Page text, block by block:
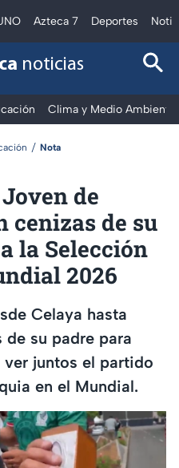
Azteca 7 Deportes
noticias
Clima y Medio Ambiente
Nota
de
cenizas de su
la Selección
2026
Celaya hasta
su padre para
juntos el partido
en el Mundial.